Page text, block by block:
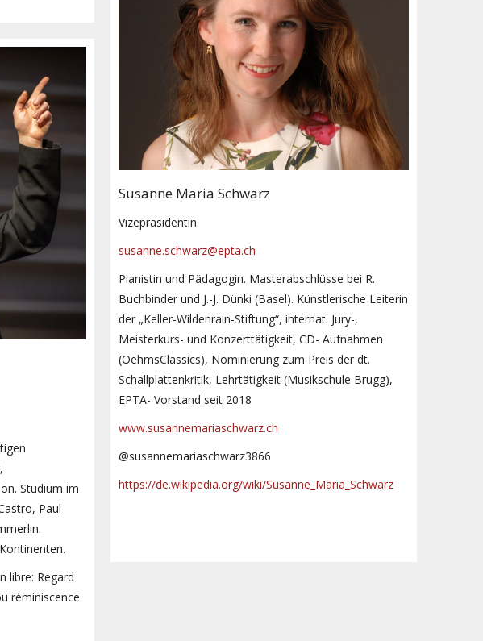
Susanne Maria Schwarz
Vizepräsidentin
susanne.schwarz@epta.ch
Pianistin und Pädagogin. Masterabschlüsse bei R.
Buchbinder und J.-J. Dünki (Basel). Künstlerische Leiterin
der „Keller-Wildenrain-Stiftung“, internat. Jury-,
Meisterkurs- und Konzerttätigkeit, CD- Aufnahmen
(OehmsClassics), Nominierung zum Preis der dt.
Schallplattenkritik, Lehrtätigkeit (Musikschule Brugg),
EPTA- Vorstand seit 2018
www.susannemariaschwarz.ch
@susannemariaschwarz3866
https://de.wikipedia.org/wiki/Susanne_Maria_Schwarz
Studium im
Paul
libre: Regard
réminiscence